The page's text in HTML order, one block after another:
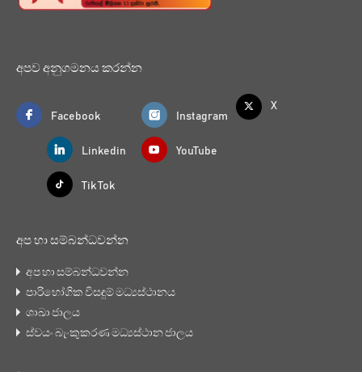
අපව අනුගමනය කරන්න
Facebook Instagram
X
Linkedin YouTube
Tik Tok
අප හා සම්බන්ධවන්න
අප හා සම්බන්ධවන්න
පාරිභෝගික විසඳුම් මධ්‍යස්ථානය
ශාඛා ජාලය
ස්වයං බැංකුකරණ මධ්‍යස්ථාන ජාලය